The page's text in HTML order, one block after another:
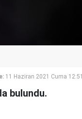
11 Haziran 2021 Cuma 12:51
bulundu.